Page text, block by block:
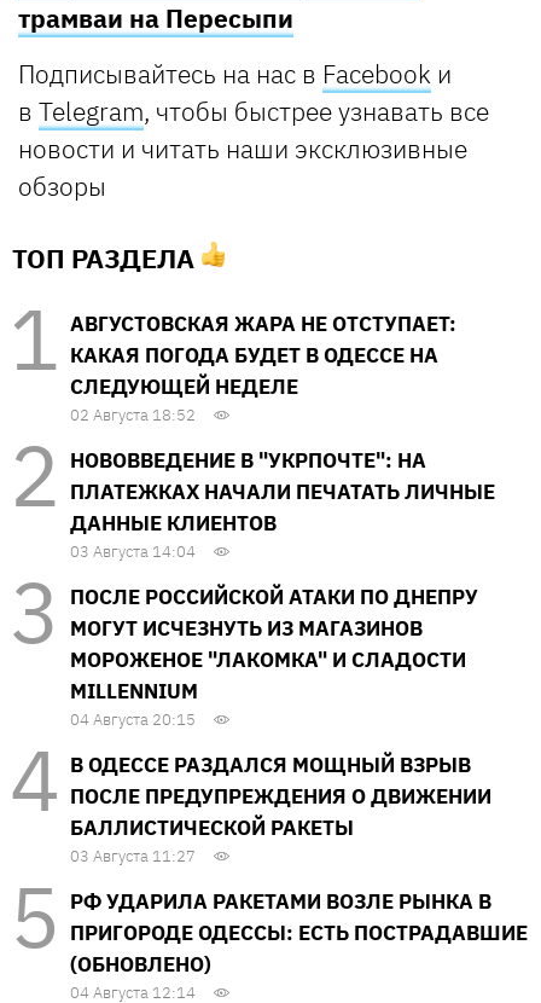
трамваи на Пересыпи
Подписывайтесь на нас в Facebook и
в Telegram, чтобы быстрее узнавать все
новости и читать наши эксклюзивные
обзоры
ТОП РАЗДЕЛА
АВГУСТОВСКАЯ ЖАРА НЕ ОТСТУПАЕТ:
КАКАЯ ПОГОДА БУДЕТ В ОДЕССЕ НА
СЛЕДУЮЩЕЙ НЕДЕЛЕ
02 Августа 18:52
НОВОВВЕДЕНИЕ В "УКРПОЧТЕ": НА
ПЛАТЕЖКАХ НАЧАЛИ ПЕЧАТАТЬ ЛИЧНЫЕ
ДАННЫЕ КЛИЕНТОВ
03 Августа 14:04
ПОСЛЕ РОССИЙСКОЙ АТАКИ ПО ДНЕПРУ
МОГУТ ИСЧЕЗНУТЬ ИЗ МАГАЗИНОВ
МОРОЖЕНОЕ "ЛАКОМКА" И СЛАДОСТИ
MILLENNIUM
04 Августа 20:15
В ОДЕССЕ РАЗДАЛСЯ МОЩНЫЙ ВЗРЫВ
ПОСЛЕ ПРЕДУПРЕЖДЕНИЯ О ДВИЖЕНИИ
БАЛЛИСТИЧЕСКОЙ РАКЕТЫ
03 Августа 11:27
РФ УДАРИЛА РАКЕТАМИ ВОЗЛЕ РЫНКА В
ПРИГОРОДЕ ОДЕССЫ: ЕСТЬ ПОСТРАДАВШИЕ
(ОБНОВЛЕНО)
04 Августа 12:14